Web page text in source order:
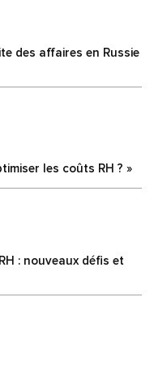
des affaires en Russie
les coûts RH ? »
: nouveaux défis et